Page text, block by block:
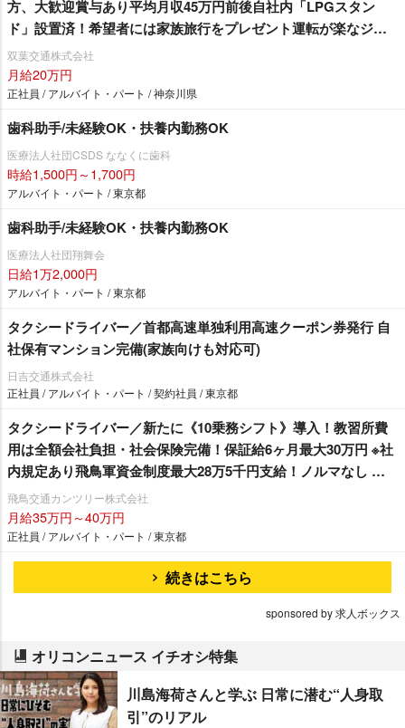
方、大歓迎賞与あり平均月収45万円前後自社内「LPGスタン
ド」設置済！希望者には家族旅行をプレゼント運転が楽なジャ
パンタクシー・シエンタでの乗務♪
双葉交通株式会社
月給20万円
正社員 / アルバイト・パート / 神奈川県
歯科助手/未経験OK・扶養内勤務OK
医療法人社団CSDS ななくに歯科
時給1,500円～1,700円
アルバイト・パート / 東京都
歯科助手/未経験OK・扶養内勤務OK
医療法人社団翔舞会
日給1万2,000円
アルバイト・パート / 東京都
タクシードライバー／首都高速単独利用高速クーポン券発行 自
社保有マンション完備(家族向けも対応可)
日吉交通株式会社
正社員 / アルバイト・パート / 契約社員 / 東京都
タクシードライバー／新たに《10乗務シフト》導入！教習所費
用は全額会社負担・社会保険完備！保証給6ヶ月最大30万円 ※社
内規定あり飛鳥軍資金制度最大28万5千円支給！ノルマなし 地
域密着型の会社です！！「町田市内最大規模を誇る無線配車本
数！！」安定した収入と充実した仕事量で稼げる環境です。 基
本給の高さも魅力です！《月給40万円以上》の乗務員複数活躍
中！！現在70歳の乗務員も元気に活躍中！
飛鳥交通カンツリー株式会社
月給35万円～40万円
正社員 / アルバイト・パート / 東京都
続きはこちら
sponsored by 求人ボックス
オリコンニュース イチオシ特集
川島海荷さんと学ぶ 日常に潜む“人身取
引”のリアル